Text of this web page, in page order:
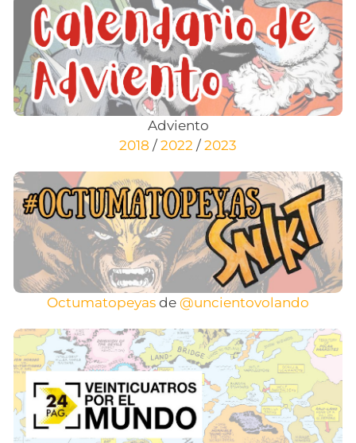
Adviento
2018 / 2022 / 2023
Octumatopeyas de @uncientovolando